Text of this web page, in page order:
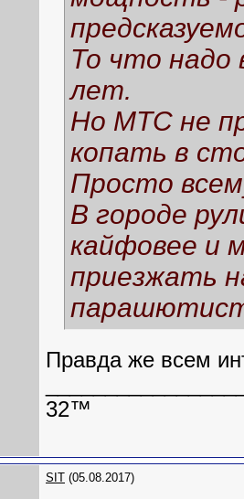
То что надо
лет.
Но МТС не
копать в
Просто
В городе
кайфовее и
приезжать
Правда же всем
32™
SIT (05.08.2017)